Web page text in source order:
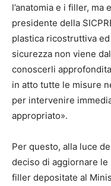
l’anatomia e i filler, ma
presidente della
plastica ricostruttiva
sicurezza non viene
conoscerli
in atto tutte le misure
per intervenire
appropriato».
Per questo, alla luce
deciso di aggiornare le
filler depositate al